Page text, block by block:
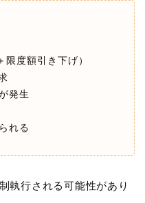
度額引き下げ）
発生
れる
執行される可能性があり